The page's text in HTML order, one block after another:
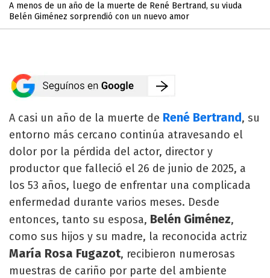
A menos de un año de la muerte de René Bertrand, su viuda
Belén Giménez sorprendió con un nuevo amor
A casi un año de la muerte de René Bertrand, su
entorno más cercano continúa atravesando el
dolor por la pérdida del actor, director y
productor que falleció el 26 de junio de 2025, a
los 53 años, luego de enfrentar una complicada
enfermedad durante varios meses. Desde
entonces, tanto su esposa, Belén Giménez,
como sus hijos y su madre, la reconocida actriz
María Rosa Fugazot, recibieron numerosas
muestras de cariño por parte del ambiente